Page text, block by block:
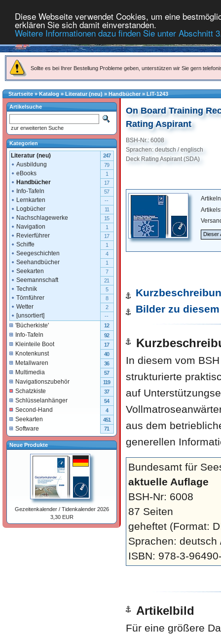
Diese Webseite verwendet Cookies, um eine
erklären Sie sich damit einverstanden.
Weitere Informationen dazu finden Sie unter Abschnitt
Sollte es bei Ihrer Bestellung Probleme geben, unterstützen wir Sie gern
Startseite»Katalog » Literatur (neu) » Handbücher » LIT-1243
On Board Training
Rating Aspirant
BSH-Nr.: 6008
Sprachen: deutsch / englisch
Deck Rating Aspirant (SDA)
Dieser
Bilder zu
In diesem vom
strukturierte
auf
aus dem
generellen
Bundesamt für
aktuelle Auflage
BSH-Nr: 6008
87 Seiten
geheftet (Format:
Sprachen:
ISBN: 978-3-
Artikelbild
Für eine größere
Artikelsuche
zur erweiterten Suche
Kategorien
Literatur (neu) 247
Ausbildung 79
eBooks 1
Handbücher 17
Info-Tafeln 57
Lernkarten --
Logbücher 11
Nachschlagewerke 15
Navigation 1
Revierführer 17
Schiffe 1
Seegeschichten 4
Seehandbücher 1
Seekarten 7
Seemannschaft 21
Technik 5
Törnführer 8
Wetter 2
[unsortiert] --
'Bücherkiste' 12
Info-Tafeln 92
Kleinteile Boot 17
Knotenkunst 40
Metallwaren 36
Multimedia 57
Navigationszubehör 119
Schatzkiste 37
Schlüsselanhänger 54
Second-Hand 4
Seekarten 451
Software 71
Neue Produkte
Gezeitenkalender / Tidenkalender 2026
3,30 EUR